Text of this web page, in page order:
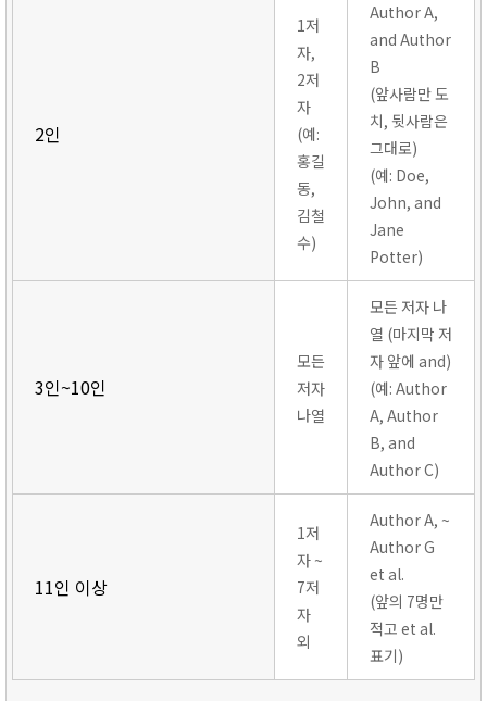
2인
1저
자,
2저
자
(예:
홍길
동,
김철
수)
Author A,
and Author
B
(앞사람만 도
치, 뒷사람은
그대로)
(예: Doe,
John, and
Jane
Potter)
3인~10인
모든
저자
나열
모든 저자 나
열 (마지막 저
자 앞에 and)
(예: Author
A, Author
B, and
Author C)
11인 이상
1저
자 ~
7저
자
외
Author A, ~
Author G
et al.
(앞의 7명만
적고 et al.
표기)